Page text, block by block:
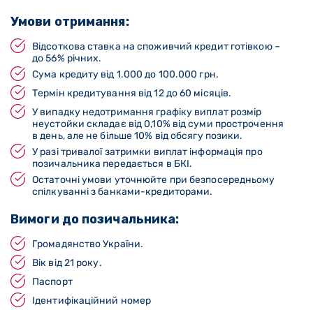
Умови отримання:
Відсоткова ставка на споживчий кредит готівкою –
до 56% річних.
Сума кредиту від 1.000 до 100.000 грн.
Термін кредитування від 12 до 60 місяців.
У випадку недотримання графіку виплат розмір
неустойки складає від 0,10% від суми прострочення
в день, але не більше 10% від обсягу позики.
У разі тривалої затримки виплат інформація про
позичальника передається в БКІ.
Остаточні умови уточнюйте при безпосередньому
спілкуванні з банками-кредиторами.
Вимоги до позичальника:
Громадянство України.
Вік від 21 року.
Паспорт
Ідентифікаційний номер